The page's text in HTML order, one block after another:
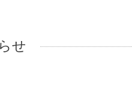
せ